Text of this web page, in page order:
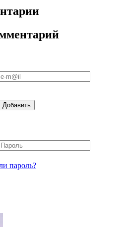
Добавить
пароль?